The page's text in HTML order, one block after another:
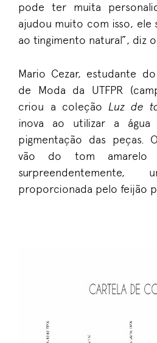
pode ter muita
ajudou muito com isso, ele
ao tingimento natural”, diz
Mario Cezar, estudante
de Moda da UTFPR
criou a coleção Luz de
inova ao utilizar a
pigmentação das peças.
vão do tom amarelo
proporcionada pelo feijão